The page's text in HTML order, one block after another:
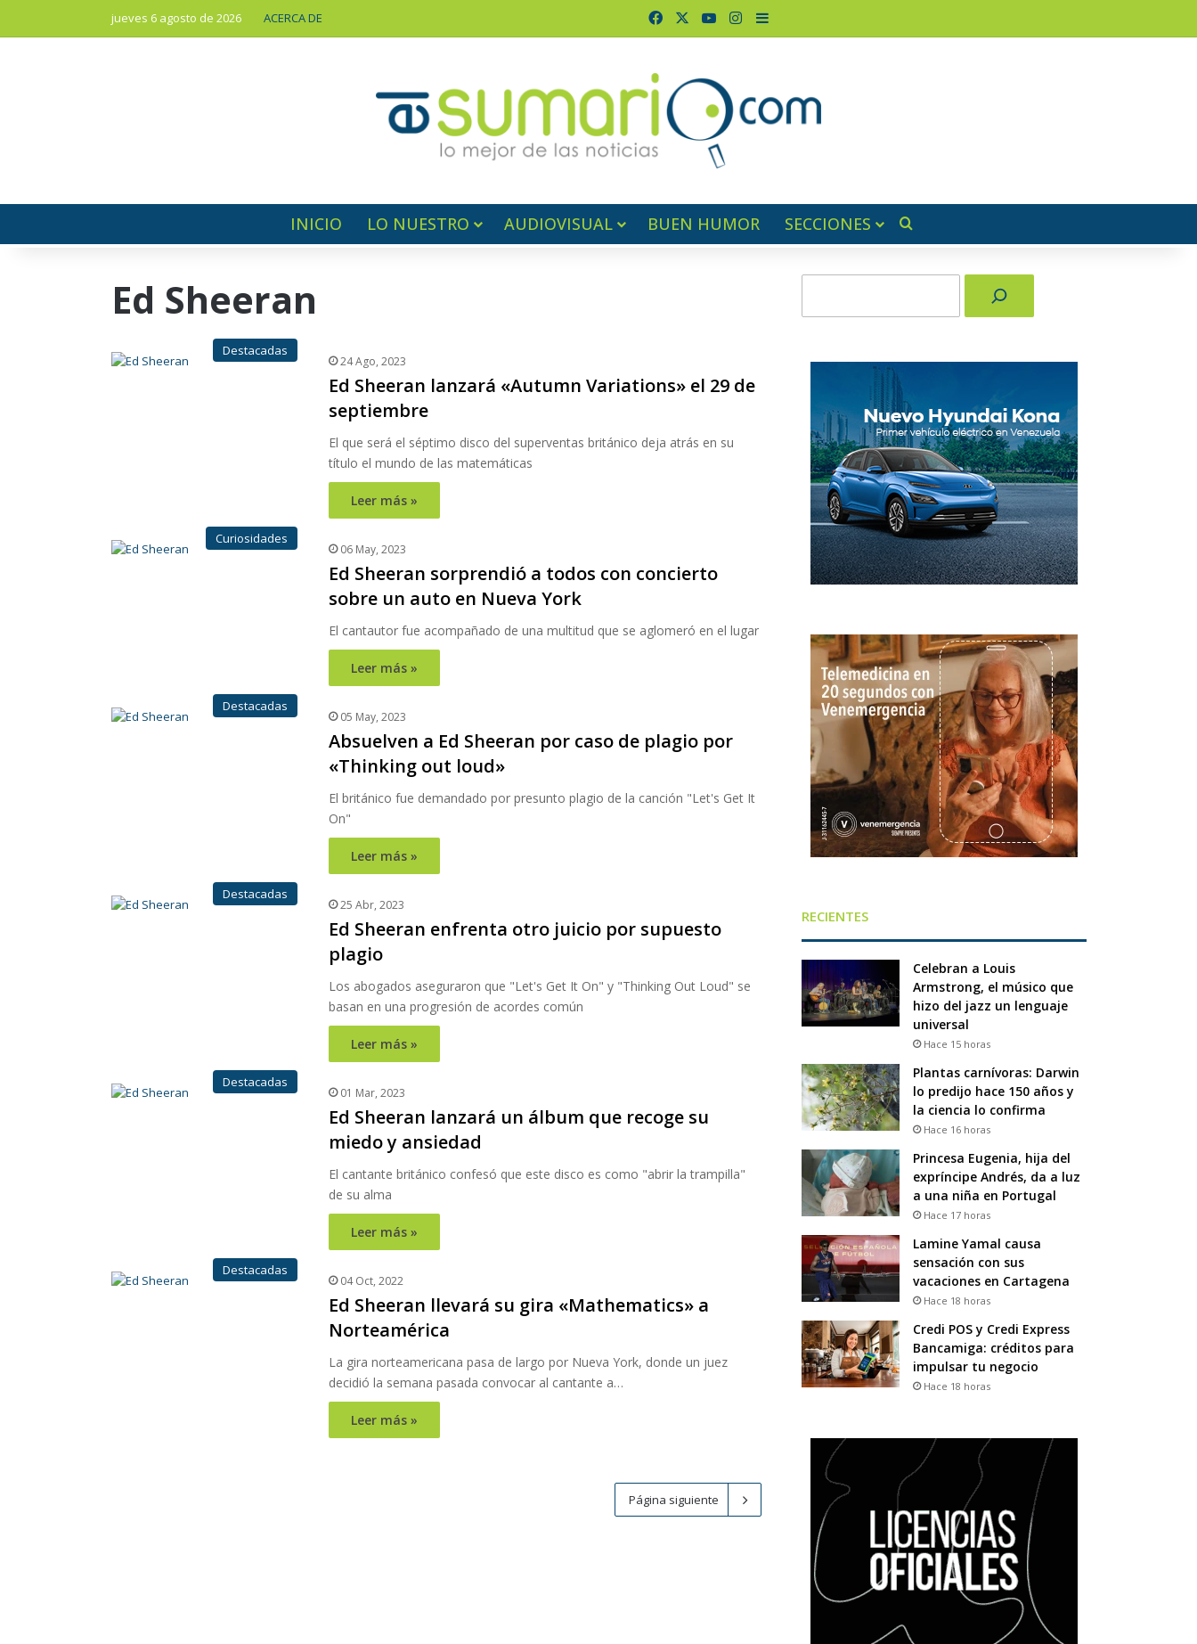
jueves 6 agosto de 2026 ACERCA DE FacebookYouTubeInstagram
Barra lateral
INICIO LO NUESTRO AUDIOVISUAL BUEN HUMOR SECCIONES
Ed Sheeran
Destacadas
24 Ago, 2023
Ed Sheeran lanzará «Autumn Variations» el 29 de
septiembre
El que será el séptimo disco del superventas británico deja atrás en su
título el mundo de las matemáticas
Leer más »
Curiosidades
06 May, 2023
Ed Sheeran sorprendió a todos con concierto
sobre un auto en Nueva York
El cantautor fue acompañado de una multitud que se aglomeró en el lugar
Leer más »
Destacadas
05 May, 2023
Absuelven a Ed Sheeran por caso de plagio por
«Thinking out loud»
El británico fue demandado por presunto plagio de la canción "Let's Get It
On"
Leer más »
Destacadas
25 Abr, 2023
Ed Sheeran enfrenta otro juicio por supuesto
plagio
Los abogados aseguraron que "Let's Get It On" y "Thinking Out Loud" se
basan en una progresión de acordes común
Leer más »
Destacadas
01 Mar, 2023
Ed Sheeran lanzará un álbum que recoge su
miedo y ansiedad
El cantante británico confesó que este disco es como "abrir la trampilla"
de su alma
Leer más »
Destacadas
04 Oct, 2022
Ed Sheeran llevará su gira «Mathematics» a
Norteamérica
La gira norteamericana pasa de largo por Nueva York, donde un juez
decidió la semana pasada convocar al cantante a…
Leer más »
Página siguiente
RECIENTES
Celebran a Louis
Armstrong, el músico que
hizo del jazz un lenguaje
universal
Hace 15 horas
Plantas carnívoras: Darwin
lo predijo hace 150 años y
la ciencia lo confirma
Hace 16 horas
Princesa Eugenia, hija del
expríncipe Andrés, da a luz
a una niña en Portugal
Hace 17 horas
Lamine Yamal causa
sensación con sus
vacaciones en Cartagena
Hace 18 horas
Credi POS y Credi Express
Bancamiga: créditos para
impulsar tu negocio
Hace 18 horas